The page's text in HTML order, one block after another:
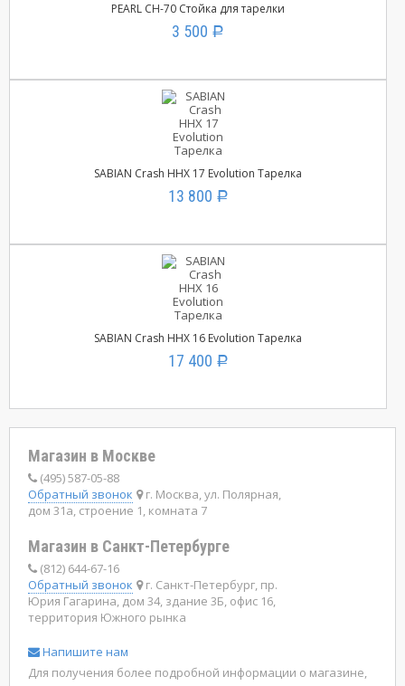
PEARL CH-70 Стойка для тарелки
3 500 Р
SABIAN Crash HHX 17 Evolution Тарелка
13 800 Р
SABIAN Crash HHX 16 Evolution Тарелка
17 400 Р
Магазин в Москве
(495) 587-05-88
Обратный звонок
г. Москва, ул. Полярная,
дом 31а, строение 1, комната 7
Магазин в Санкт-Петербурге
(812) 644-67-16
Обратный звонок
г. Санкт-Петербург, пр.
Юрия Гагарина, дом 34, здание 3Б, офис 16,
территория Южного рынка
Напишите нам
Для получения более подробной информации о магазине,